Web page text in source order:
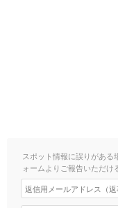
スポット情報に誤りがあ
ォームよりご報告いただけ